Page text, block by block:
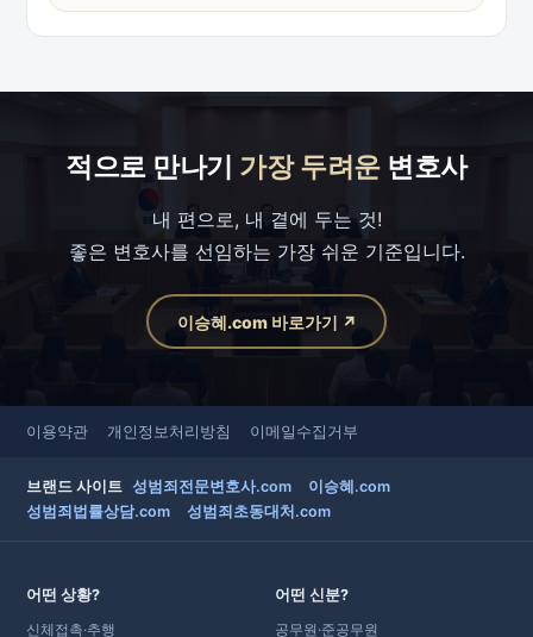
적으로 만나기 가장 두려운변호사
내 편으로, 내 곁에 두는 것!
좋은 변호사를 선임하는 가장 쉬운 기준입니다.
이승혜.com 바로가기 ↗
이용약관 개인정보처리방침 이메일수집거부
브랜드 사이트 성범죄전문변호사.com
이승혜.com
성범죄법률상담.com
성범죄초동대처.com
어떤 상황?
신체접촉·추행
어떤 신분?
공무원·준공무원